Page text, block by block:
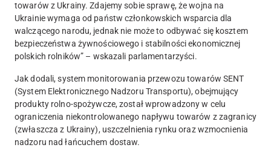
towarów z Ukrainy. Zdajemy sobie sprawę, żewojna na
Ukrainie wymaga od państw członkowskich wsparcia dla
walczącego narodu, jednak nie może to odbywać się kosztem
bezpieczeństwa żywnościowego i stabilności ekonomicznej
polskich rolników” – wskazali parlamentarzyści.
Jak dodali, system monitorowania przewozu towarów SENT
(System Elektronicznego Nadzoru Transportu), obejmujący
produkty rolno-spożywcze, został wprowadzony w celu
ograniczenia niekontrolowanego napływu towarów z zagranicy
(zwłaszcza z Ukrainy), uszczelnienia rynku oraz wzmocnienia
nadzoru nad łańcuchem dostaw.